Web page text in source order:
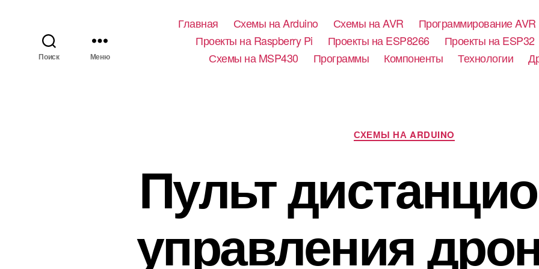
Поиск Меню
Главная Схемы на Arduino Схемы на AVR
Программирование AVR
Проекты на Raspberry Pi
Проекты на ESP8266
Проекты на ESP32
Схемы на MSP430
Программы Компоненты Технологии
Р
у
и
к
и
СХЕМЫ НА ARDUINO
Пульт
управления